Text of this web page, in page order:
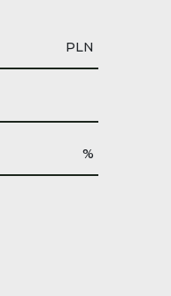
PLN
%